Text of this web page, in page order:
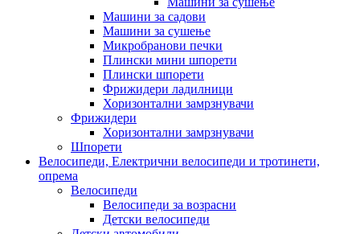
Машини за садови
Машини за сушење
Микробранови печки
Плински мини шпорети
Плински шпорети
Фрижидери ладилници
Хоризонтални замрзнувачи
Фрижидери
Хоризонтални замрзнувачи
Шпорети
Велосипеди, Електрични велосипеди и тротинети,
опрема
Велосипеди
Велосипеди за возрасни
Детски велосипеди